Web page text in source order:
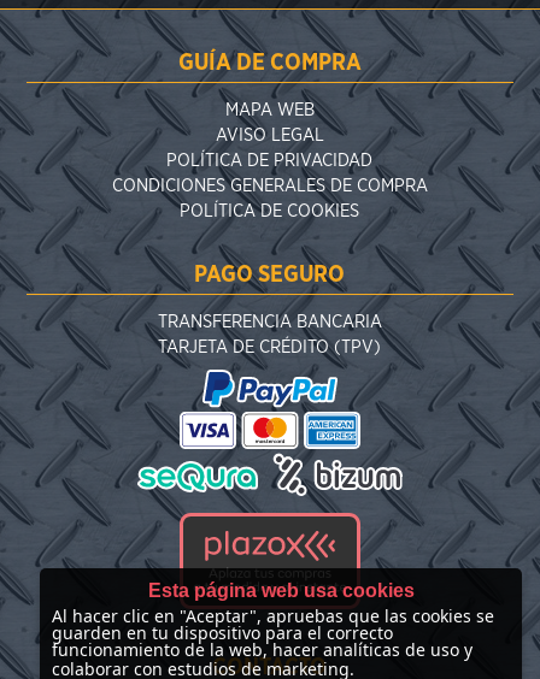
GUÍA DE COMPRA
MAPA WEB
AVISO LEGAL
POLÍTICA DE PRIVACIDAD
CONDICIONES GENERALES DE COMPRA
POLÍTICA DE COOKIES
PAGO SEGURO
TRANSFERENCIA BANCARIA
TARJETA DE CRÉDITO (TPV)
CONTACTO
Esta página web usa cookies
Al hacer clic en "Aceptar", apruebas que las cookies se
guarden en tu dispositivo para el correcto
funcionamiento de la web, hacer analíticas de uso y
colaborar con estudios de marketing.